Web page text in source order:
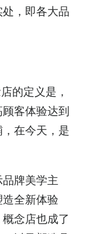
，即各大品
的定义是，
客体验达到
在今天，是
牌美学主
全新体验
念店也成了